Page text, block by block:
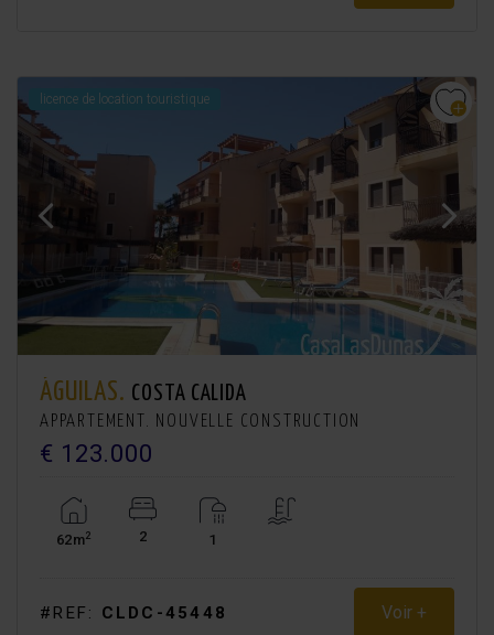
licence de location touristique
ÁGUILAS. COSTA CALIDA
APPARTEMENT. NOUVELLE CONSTRUCTION
€ 123.000
62m2 2 1
#REF: CLDC-45448 Voir +